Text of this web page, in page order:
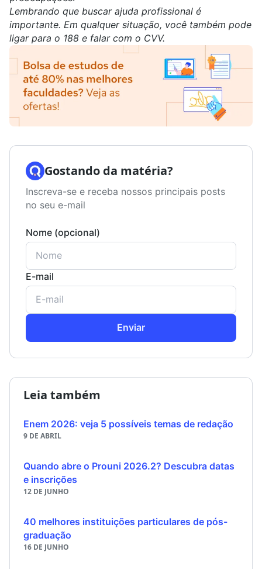
Lembrando que buscar ajuda profissional é
importante. Em qualquer situação, você também pode
ligar para o 188 e falar com o CVV.
Gostando da matéria?
Inscreva-se e receba nossos principais posts
no seu e-mail
Nome (opcional)
E-mail
Enviar
Leia também
Enem 2026: veja 5 possíveis temas de redação
9 DE ABRIL
Quando abre o Prouni 2026.2? Descubra datas
e inscrições
12 DE JUNHO
40 melhores instituições particulares de pós-
graduação
16 DE JUNHO